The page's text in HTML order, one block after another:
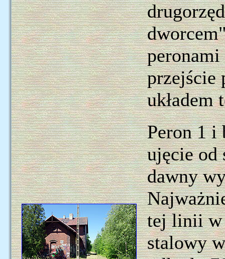
przejście
układem
Peron 1 i
ujęcie od
dawny
tej linii w
stalowy